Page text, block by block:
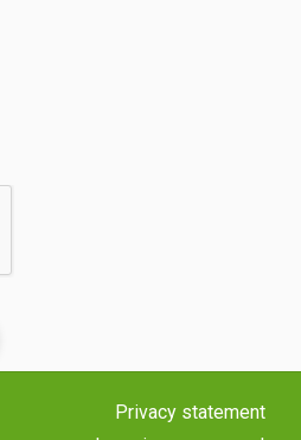
Privacy statement